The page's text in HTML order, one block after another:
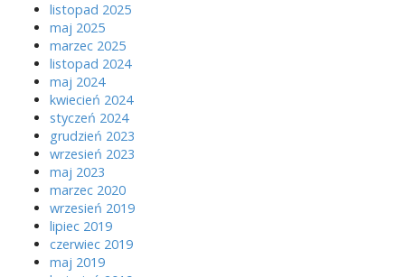
listopad 2025
maj 2025
marzec 2025
listopad 2024
maj 2024
kwiecień 2024
styczeń 2024
grudzień 2023
wrzesień 2023
maj 2023
marzec 2020
wrzesień 2019
lipiec 2019
czerwiec 2019
maj 2019